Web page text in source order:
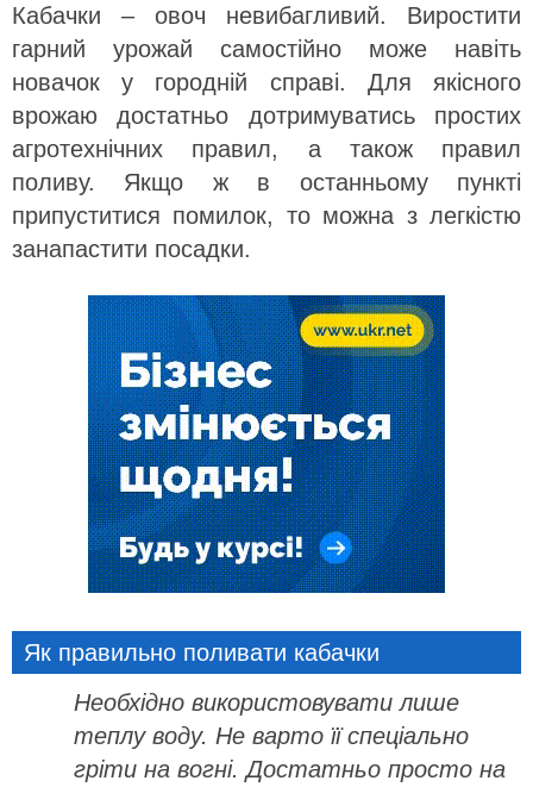
Кабачки – овоч невибагливий. Виростити
гарний урожай самостійно може навіть
новачок у городній справі. Для якісного
врожаю достатньо дотримуватись простих
агротехнічних правил, а також правил
поливу. Якщо ж в останньому пункті
припуститися помилок, то можна з легкістю
занапастити посадки.
Як правильно поливати кабачки
Необхідно використовувати лише
теплу воду. Не варто її спеціально
гріти на вогні. Достатньо просто на